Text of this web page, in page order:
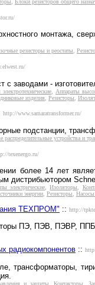
, Блоки резисторов общего
монтажа,
резисторы и реостаты,
с заводами -
, Аппараты
изделия Резисторы
http://www.samaratransformer.ru/
подстанции,
распределительные устройства и
texenergo.ru/
более 14 лет
дистрибьютором
электрические ,Изоляторы
энергии Резисторы Насосы
ТЕХПРОМ" :: http://
ПЭ, ПЭВ, ПЭВР,
радиокомпонентов ::
трансформаторы,
и защиты ,Контакторы